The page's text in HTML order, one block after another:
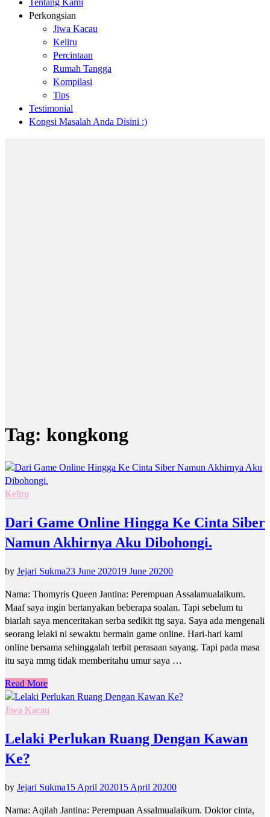
Tentang Kami
Perkongsian
Jiwa Kacau
Keliru
Percintaan
Rumah Tangga
Kompilasi
Tips
Testimonial
Kongsi Masalah Anda Disini :)
Tag: kongkong
Keliru
Dari Game Online Hingga Ke Cinta Siber
Namun Akhirnya Aku Dibohongi.
by Jejari Sukma23 June 202019 June 20200
Nama: Thomyris Queen Jantina: Perempuan Assalamualaikum.
Maaf saya ingin bertanyakan beberapa soalan. Tapi sebelum tu
biarlah saya menceritakan serba sedikit ttg saya. Saya ada mengenali
seorang lelaki ni sewaktu bermain game online. Hari-hari kami
online bersama sehinggalah terbit perasaan sayang. Tapi pada masa
itu saya mmg tidak memberitahu umur saya …
Read More
Jiwa Kacau
Lelaki Perlukan Ruang Dengan Kawan
Ke?
by Jejari Sukma15 April 202015 April 20200
Nama: Aqilah Jantina: Perempuan Assalmualaikum. Doktor cinta,